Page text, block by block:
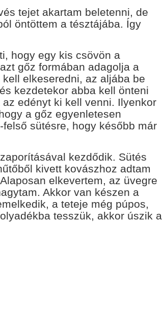
tejet akartam beletenni, de
öntöttem a tésztájába. Így
hogy egy kis csövön a
gőz formában adagolja a
elkeseredni, az aljába be
kezdetekor abba kell önteni
edényt ki kell venni. Ilyenkor
a gőz egyenletesen
sütésre, hogy később már
kezdődik. Sütés
kivett kovászhoz adtam
elkevertem, az üvegre
Akkor van készen a
a teteje még púpos,
tesszük, akkor úszik a